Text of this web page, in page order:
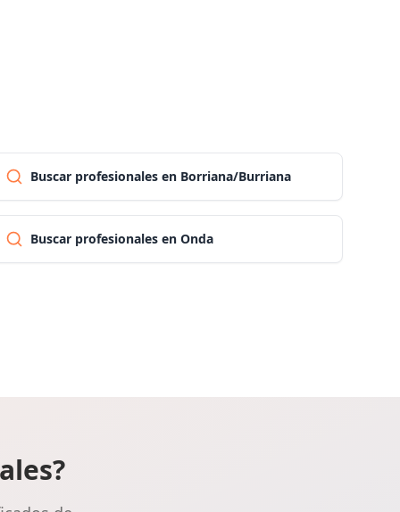
Las palmas
Salamanca
Buscar profesionales en Borriana/Burriana
Buscar profesionales en Onda